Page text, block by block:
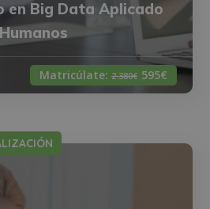
en Big Data Aplicado
Matricúlate: 2.380€ 595€